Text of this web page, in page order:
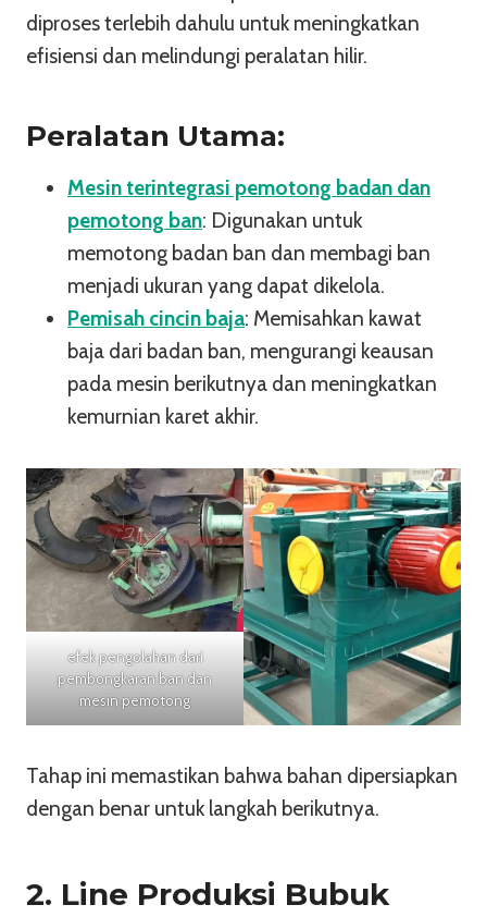
diproses terlebih dahulu untuk meningkatkan
efisiensi dan melindungi peralatan hilir.
Peralatan Utama:
Mesin terintegrasi pemotong badan dan
pemotong ban: Digunakan untuk
memotong badan ban dan membagi ban
menjadi ukuran yang dapat dikelola.
Pemisah cincin baja: Memisahkan kawat
baja dari badan ban, mengurangi keausan
pada mesin berikutnya dan meningkatkan
kemurnian karet akhir.
efek pengolahan dari
pembongkaran ban dan
mesin pemotong
Tahap ini memastikan bahwa bahan dipersiapkan
dengan benar untuk langkah berikutnya.
2. Line Produksi Bubuk